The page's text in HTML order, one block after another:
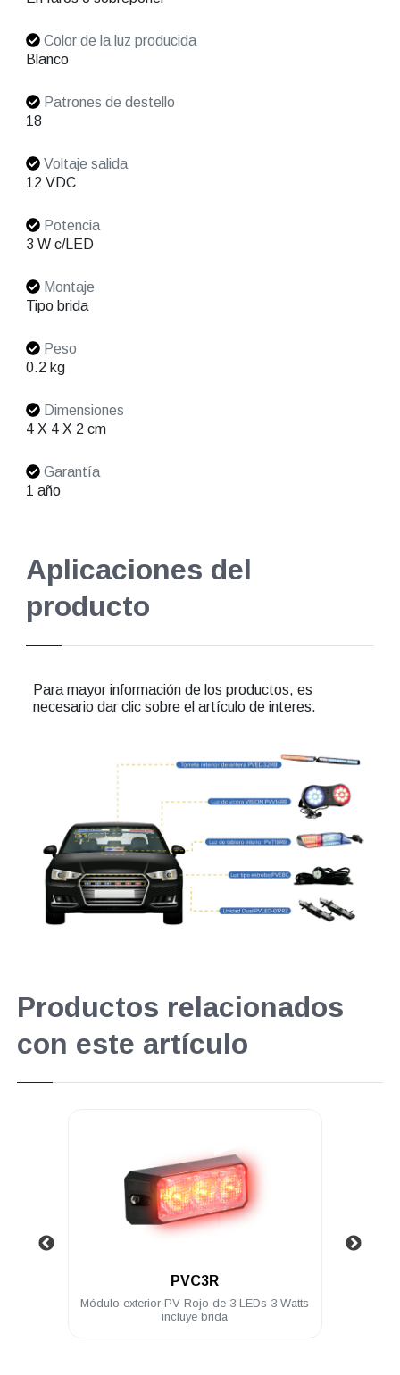
Color de la luz producida
Blanco
Patrones de destello
18
Voltaje salida
12 VDC
Potencia
3 W c/LED
Montaje
Tipo brida
Peso
0.2 kg
Dimensiones
4 X 4 X 2 cm
Garantía
1 año
Aplicaciones del
producto
Para mayor información de los productos, es
necesario dar clic sobre el artículo de interes.
Productos relacionados
con este artículo
PVC4A
Módulo para exterior PV Ámbar c/4 LED
c/selector de patrones 3W 12/24 VDC